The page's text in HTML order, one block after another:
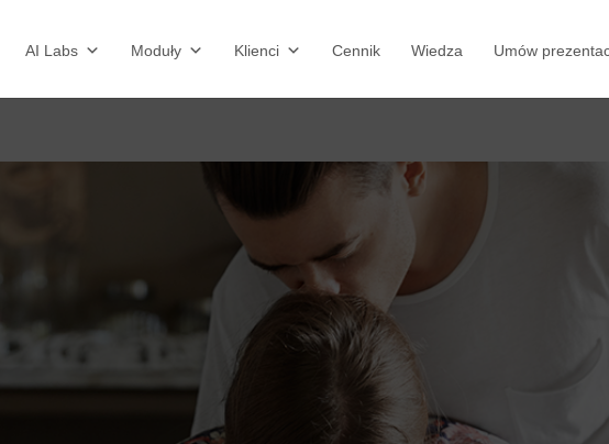
AI Labs Moduły Klienci Cennik Wiedza Umów